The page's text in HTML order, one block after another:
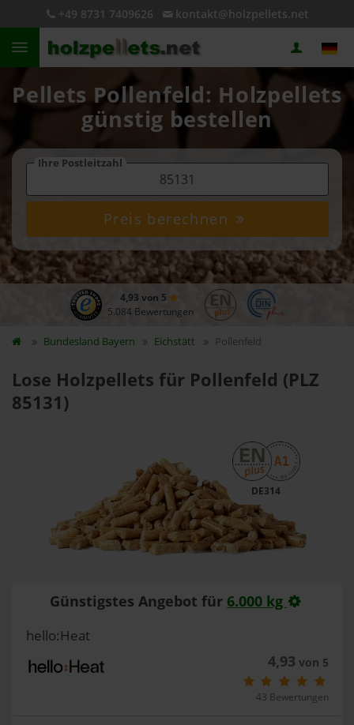
+49 8731 7409626 kontakt@holzpellets.net
Pellets Pollenfeld: Holzpellets
günstig bestellen
Ihre Postleitzahl
Preis berechnen
4,93 von 5
5.084 Bewertungen
Bundesland Bayern Eichstätt Pollenfeld
Lose Holzpellets für Pollenfeld (PLZ
85131)
DE314
Günstigstes Angebot für 6.000 kg
hello:Heat
4,93 von 5
43 Bewertungen